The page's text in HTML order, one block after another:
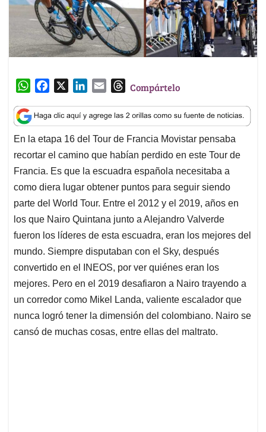
W
a
t
s
A
p
p
c
e
b
o
o
k
n
k
e
d
I
n
a
i
l
T
r
e
a
d
s
Compártelo
En la etapa 16 del Tour de Francia Movistar pensaba
recortar el camino que habían perdido en este Tour de
Francia. Es que la escuadra española necesitaba a
como diera lugar obtener puntos para seguir siendo
parte del World Tour. Entre el 2012 y el 2019, años en
los que Nairo Quintana junto a Alejandro Valverde
fueron los líderes de esta escuadra, eran los mejores del
mundo. Siempre disputaban con el Sky, después
convertido en el INEOS, por ver quiénes eran los
mejores. Pero en el 2019 desafiaron a Nairo trayendo a
un corredor como Mikel Landa, valiente escalador que
nunca logró tener la dimensión del colombiano. Nairo se
cansó de muchas cosas, entre ellas del maltrato.